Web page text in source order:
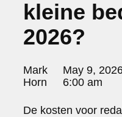
portraits 2
portraits 3
fd gazellen 2014
sanoma view 2014
het zuiderlicht
thomas van luyn
parool christmas
kleine
2026?
Posted
by:
Mark
Horn
May 9,
6:00 am
De kosten voor